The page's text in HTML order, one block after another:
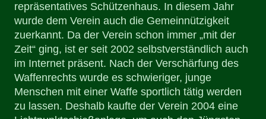
repräsentatives Schützenhaus. In diesem Jahr
wurde dem Verein auch die Gemeinnützigkeit
zuerkannt. Da der Verein schon immer „mit der
Zeit“ ging, ist er seit 2002 selbstverständlich auch
im Internet präsent. Nach der Verschärfung des
Waffenrechts wurde es schwieriger, junge
Menschen mit einer Waffe sportlich tätig werden
zu lassen. Deshalb kaufte der Verein 2004 eine